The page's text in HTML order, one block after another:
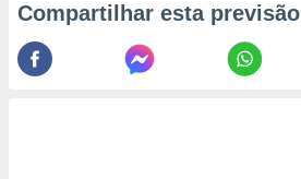
Compartilhar esta previsão